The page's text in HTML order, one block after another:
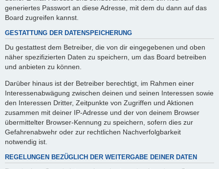
generiertes Passwort an diese Adresse, mit dem du dann auf das
Board zugreifen kannst.
GESTATTUNG DER DATENSPEICHERUNG
Du gestattest dem Betreiber, die von dir eingegebenen und oben
näher spezifizierten Daten zu speichern, um das Board betreiben
und anbieten zu können.
Darüber hinaus ist der Betreiber berechtigt, im Rahmen einer
Interessenabwägung zwischen deinen und seinen Interessen sowie
den Interessen Dritter, Zeitpunkte von Zugriffen und Aktionen
zusammen mit deiner IP-Adresse und der von deinem Browser
übermittelter Browser-Kennung zu speichern, sofern dies zur
Gefahrenabwehr oder zur rechtlichen Nachverfolgbarkeit
notwendig ist.
REGELUNGEN BEZÜGLICH DER WEITERGABE DEINER DATEN